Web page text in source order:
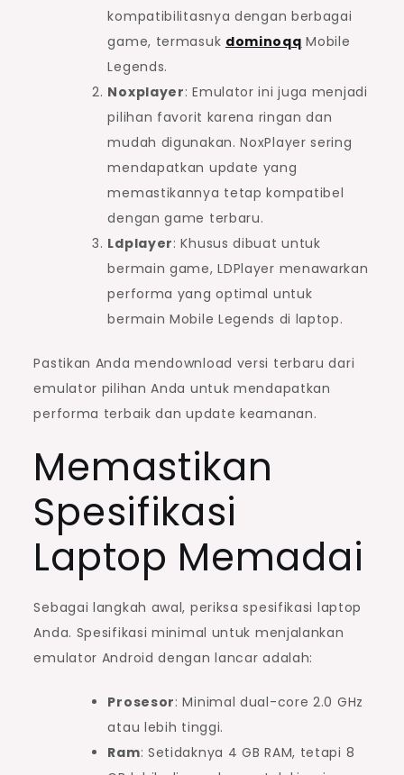
kompatibilitasnya dengan berbagai
game, termasuk dominoqq Mobile
Legends.
Noxplayer: Emulator ini juga menjadi
pilihan favorit karena ringan dan
mudah digunakan. NoxPlayer sering
mendapatkan update yang
memastikannya tetap kompatibel
dengan game terbaru.
Ldplayer: Khusus dibuat untuk
bermain game, LDPlayer menawarkan
performa yang optimal untuk
bermain Mobile Legends di laptop.
Pastikan Anda mendownload versi terbaru dari
emulator pilihan Anda untuk mendapatkan
performa terbaik dan update keamanan.
Memastikan
Spesifikasi
Laptop Memadai
Sebagai langkah awal, periksa spesifikasi laptop
Anda. Spesifikasi minimal untuk menjalankan
emulator Android dengan lancar adalah:
Prosesor: Minimal dual-core 2.0 GHz
atau lebih tinggi.
Ram: Setidaknya 4 GB RAM, tetapi 8